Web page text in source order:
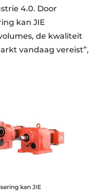
4.0. Door
kan JIE
de kwaliteit
vandaag vereist”,
kan JIE